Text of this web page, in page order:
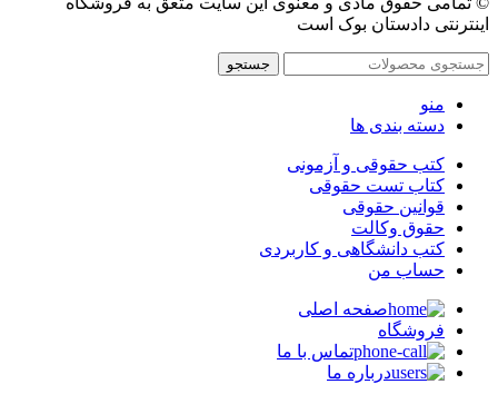
اینترنتی دادستان بوک است
جستجو
منو
دسته بندی ها
کتب حقوقی و آزمونی
کتاب تست حقوقی
قوانین حقوقی
حقوق وکالت
کتب دانشگاهی و کاربردی
حساب من
صفحه اصلی
فروشگاه
تماس با ما
درباره ما